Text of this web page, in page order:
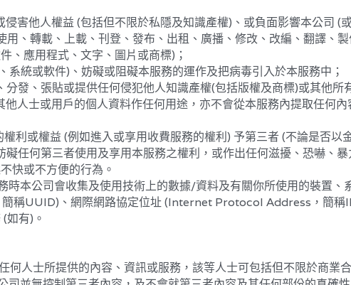
害他人權益 (包括但不限於私隱及知識產權)、或負面影響本公司 (
、轉載、上載、刊登、發布、出租、廣播、修改、改編、翻譯、
、應用程式、文字、圖片或商標)；
統或軟件)、妨礙或阻礙本服務的運作及把病毒引入於本服務中；
發、張貼或提供任何侵犯他人知識產權(包括版權及商標)或其他所
人士或用戶的個人資料作任何用途，亦不會從本服務內提取任何
利或權益 (例如進入或享用收費服務的權利) 予第三者 (不論是否以
任何第三者使用及享用本服務之權利，或作出任何滋擾、恐嚇、
快或不方便的行為。
時本公司會收集及使用技術上的數據/資料及有關你所使用的裝置、
UUID)、網際網路協定位址 (Internet Protocol Address，簡稱IP
如有)。
何人士所提供的內容、資訊或服務，該等人士可包括但不限於商業
司並無控制第三者內容，及不會就第三者內容及其任何部份的真確